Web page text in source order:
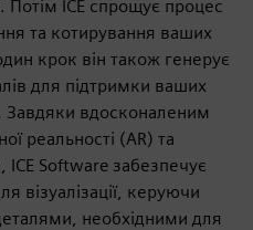
Потім ICE спрощує процес
та котирування ваших
крок він також генерує
для підтримки ваших
Завдяки вдосконаленим
реальності (AR) та
ICE Software забезпечує
візуалізації, керуючи
необхідними для